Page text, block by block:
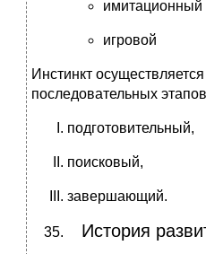
имитационный
игровой
Инстинкт
последовательных
подготовительный,
поисковый,
завершающий.
История